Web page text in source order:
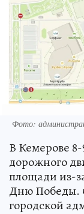
Фото:
В Кемерове
дорожного
площади из-
Дню Победы.
городской